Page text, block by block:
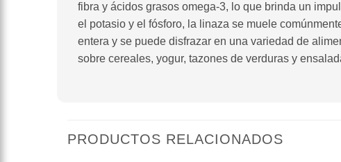
fibra y ácidos grasos omega-3, lo que brinda un
el potasio y el fósforo, la linaza se muele
entera y se puede disfrazar en una variedad de
sobre cereales, yogur, tazones de verduras y
PRODUCTOS RELACIONADOS